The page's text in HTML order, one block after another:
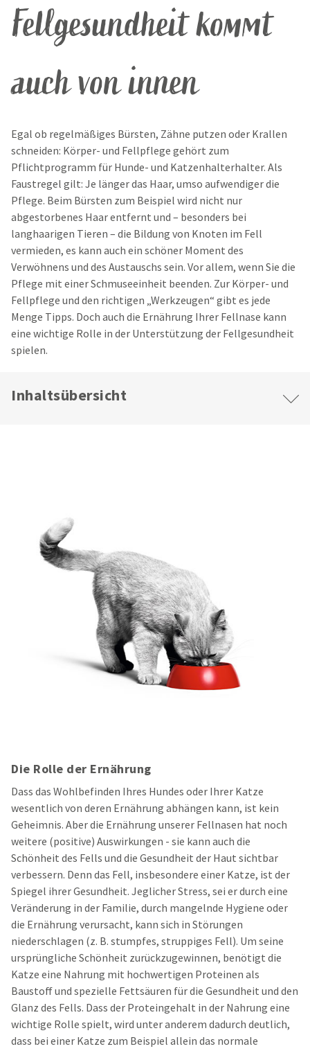
Fellgesundheit kommt
auch von innen
Egal ob regelmäßiges Bürsten, Zähne putzen oder Krallen
schneiden: Körper- und Fellpflege gehört zum
Pflichtprogramm für Hunde- und Katzenhalterhalter. Als
Faustregel gilt: Je länger das Haar, umso aufwendiger die
Pflege. Beim Bürsten zum Beispiel wird nicht nur
abgestorbenes Haar entfernt und – besonders bei
langhaarigen Tieren – die Bildung von Knoten im Fell
vermieden, es kann auch ein schöner Moment des
Verwöhnens und des Austauschs sein. Vor allem, wenn Sie die
Pflege mit einer Schmuseeinheit beenden. Zur Körper- und
Fellpflege und den richtigen „Werkzeugen“ gibt es jede
Menge Tipps. Doch auch die Ernährung Ihrer Fellnase kann
eine wichtige Rolle in der Unterstützung der Fellgesundheit
spielen.
Inhaltsübersicht
Die Rolle der Ernährung
Dass das Wohlbefinden Ihres Hundes oder Ihrer Katze
wesentlich von deren Ernährung abhängen kann, ist kein
Geheimnis. Aber die Ernährung unserer Fellnasen hat noch
weitere (positive) Auswirkungen - sie kann auch die
Schönheit des Fells und die Gesundheit der Haut sichtbar
verbessern. Denn das Fell, insbesondere einer Katze, ist der
Spiegel ihrer Gesundheit. Jeglicher Stress, sei er durch eine
Veränderung in der Familie, durch mangelnde Hygiene oder
die Ernährung verursacht, kann sich in Störungen
niederschlagen (z. B. stumpfes, struppiges Fell). Um seine
ursprüngliche Schönheit zurückzugewinnen, benötigt die
Katze eine Nahrung mit hochwertigen Proteinen als
Baustoff und spezielle Fettsäuren für die Gesundheit und den
Glanz des Fells. Dass der Proteingehalt in der Nahrung eine
wichtige Rolle spielt, wird unter anderem dadurch deutlich,
dass bei einer Katze zum Beispiel allein das normale